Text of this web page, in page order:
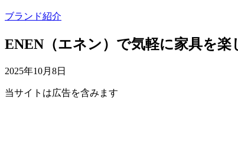
ブランド紹介
ENEN（エネン）で気軽に家具を
2025年10月8日
当サイトは広告を含みます